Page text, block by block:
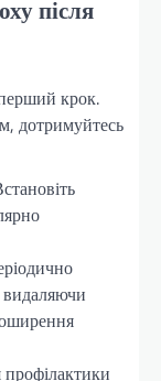
після
крок.
дотримуйтесь
видаляючи